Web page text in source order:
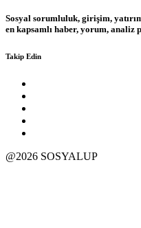
Sosyal sorumluluk, girişim,
en kapsamlı haber, yorum, analiz
Takip Edin
@2026 SOSYALUP